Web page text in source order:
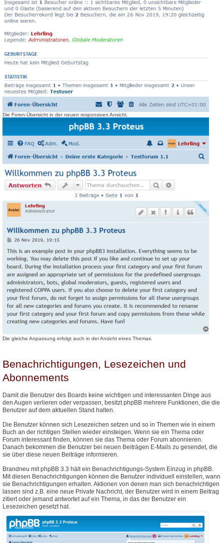
Die Foren-Übersicht in der neuen responsiven Ansicht.
Die gleiche Anpassung erfolgt auch in der Ansicht eines Themas.
Benachrichtigungen, Lesezeichen und
Abonnements
Damit die Benutzer des Boards keine wichtigen und interessanten Dinge aus
den Augen verlieren oder verpassen, besitzt phpBB mehrere Funktionen, die die
Benutzer auf dem aktuellen Stand halten.
Die Benutzer können sich Lesezeichen setzen und so in Themen wie in einem
Buch an der richtigen Stellen wieder einsteigen. Wenn sie ein Thema oder
Forum interessant finden, können sie das Thema oder Forum abonnieren.
Danach bekommen die Benutzer bei neuen Beiträgen E-Mails zu gesendet, die
sie über diese neuen Beiträge informieren.
Brandneu mit phpBB 3.3 hält ein Benachrichtigungs-System Einzug in phpBB.
Mit diesen Benachrichtigungen können die Benutzer individuell einstellen, wann
sie Benachrichtigungen erhalten. Aktionen von denen man sich benachrichtigen
lassen sind z.B. eine neue Private Nachricht, der Benutzer wird in einem Beitrag
zitiert oder jemand antwortet auf ein Thema, in das der Benutzer ein
Lesezeichen gesetzt hat.